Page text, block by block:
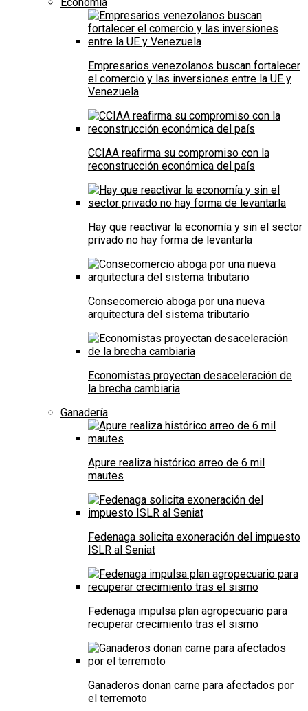
Economía
Empresarios venezolanos buscan fortalecer
el comercio y las inversiones entre la UE y
Venezuela
CCIAA reafirma su compromiso con la
reconstrucción económica del país
Hay que reactivar la economía y sin el sector
privado no hay forma de levantarla
Consecomercio aboga por una nueva
arquitectura del sistema tributario
Economistas proyectan desaceleración de
la brecha cambiaria
Ganadería
Apure realiza histórico arreo de 6 mil
mautes
Fedenaga solicita exoneración del impuesto
ISLR al Seniat
Fedenaga impulsa plan agropecuario para
recuperar crecimiento tras el sismo
Ganaderos donan carne para afectados por
el terremoto